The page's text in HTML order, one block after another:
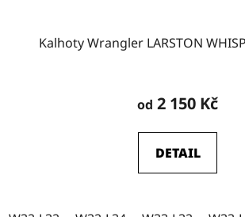
Kalhoty Wrangler LARSTON
od 2 150 Kč
DETAIL